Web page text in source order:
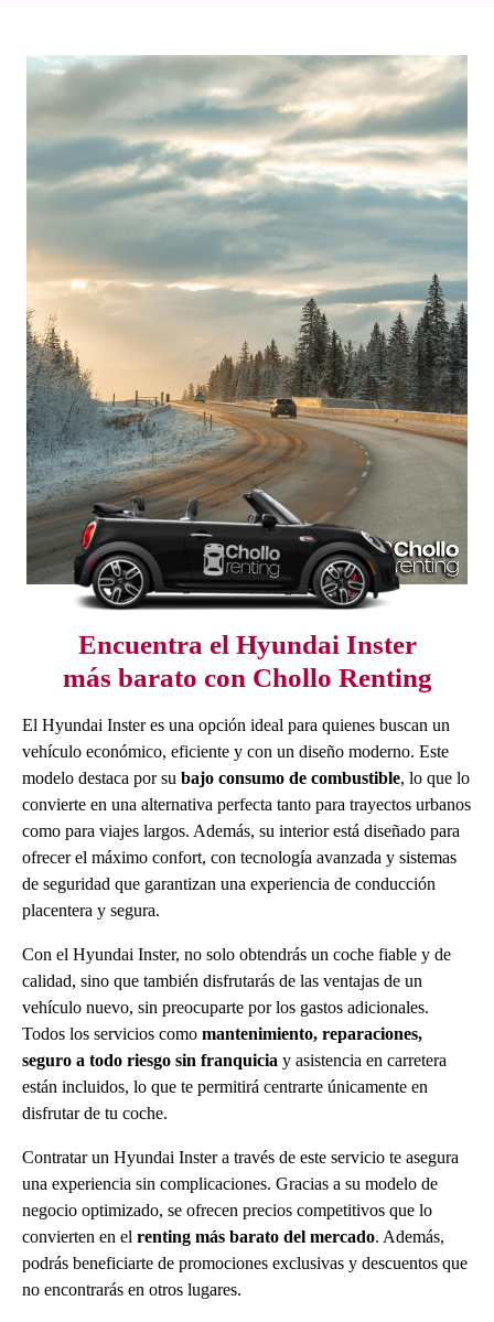
Encuentra el Hyundai Inster
más barato con Chollo Renting
El Hyundai Inster es una opción ideal para quienes buscan un
vehículo económico, eficiente y con un diseño moderno. Este
modelo destaca por su bajo consumo de combustible, lo que lo
convierte en una alternativa perfecta tanto para trayectos urbanos
como para viajes largos. Además, su interior está diseñado para
ofrecer el máximo confort, con tecnología avanzada y sistemas
de seguridad que garantizan una experiencia de conducción
placentera y segura.
Con el Hyundai Inster, no solo obtendrás un coche fiable y de
calidad, sino que también disfrutarás de las ventajas de un
vehículo nuevo, sin preocuparte por los gastos adicionales.
Todos los servicios como mantenimiento, reparaciones,
seguro a todo riesgo sin franquicia y asistencia en carretera
están incluidos, lo que te permitirá centrarte únicamente en
disfrutar de tu coche.
Contratar un Hyundai Inster a través de este servicio te asegura
una experiencia sin complicaciones. Gracias a su modelo de
negocio optimizado, se ofrecen precios competitivos que lo
convierten en el renting más barato del mercado. Además,
podrás beneficiarte de promociones exclusivas y descuentos que
no encontrarás en otros lugares.